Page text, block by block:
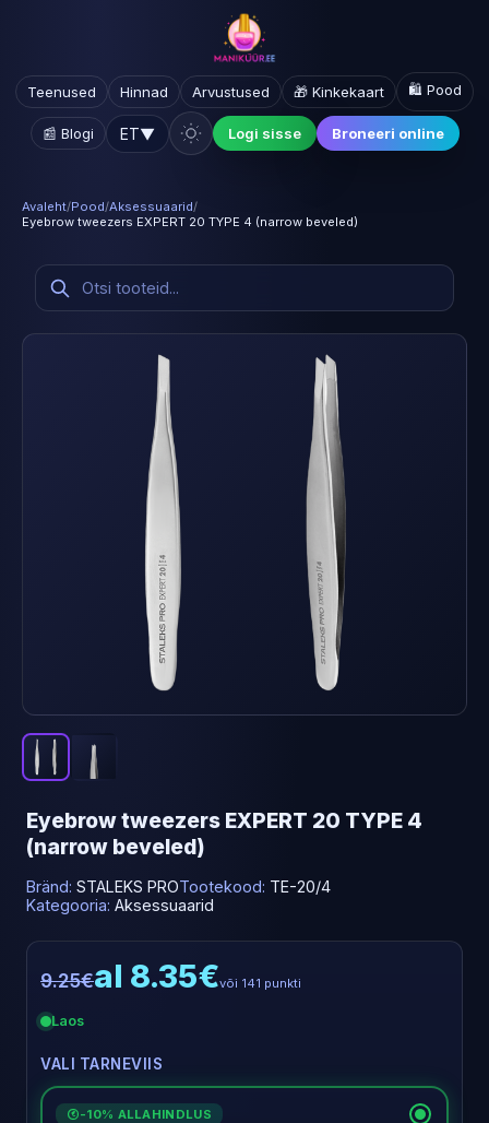
Teenused Hinnad Arvustused 🎁 Kinkekaart 🛍️ Pood
📰 Blogi ET▼ Logi sisse Broneeri online
Avaleht/Pood/Aksessuaarid/
Eyebrow tweezers EXPERT 20 TYPE 4 (narrow beveled)
Eyebrow tweezers EXPERT 20 TYPE 4
(narrow beveled)
Bränd: STALEKS PROTootekood: TE-20/4
Kategooria: Aksessuaarid
9.25€al 8.35€või 141 punkti
Laos
VALI TARNEVIIS
€ -10% ALLAHINDLUS